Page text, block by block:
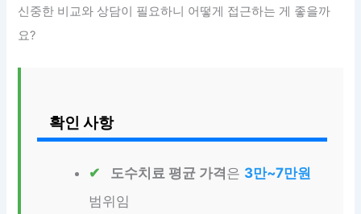
신중한 비교와 상담이 필요하니 어떻게 접근하는 게 좋을까
요?
확인 사항
도수치료 평균 가격은 3만~7만원
범위임